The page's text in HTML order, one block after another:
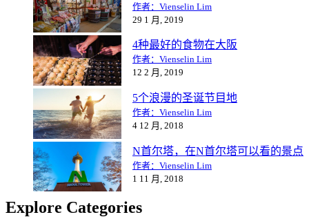
作者：Vienselin Lim
29 1 月, 2019
4种最好的食物在大阪
作者：Vienselin Lim
12 2 月, 2019
5个浪漫的圣诞节目地
作者：Vienselin Lim
4 12 月, 2018
N首尔塔，在N首尔塔可以看的景点
作者：Vienselin Lim
1 11 月, 2018
Explore Categories